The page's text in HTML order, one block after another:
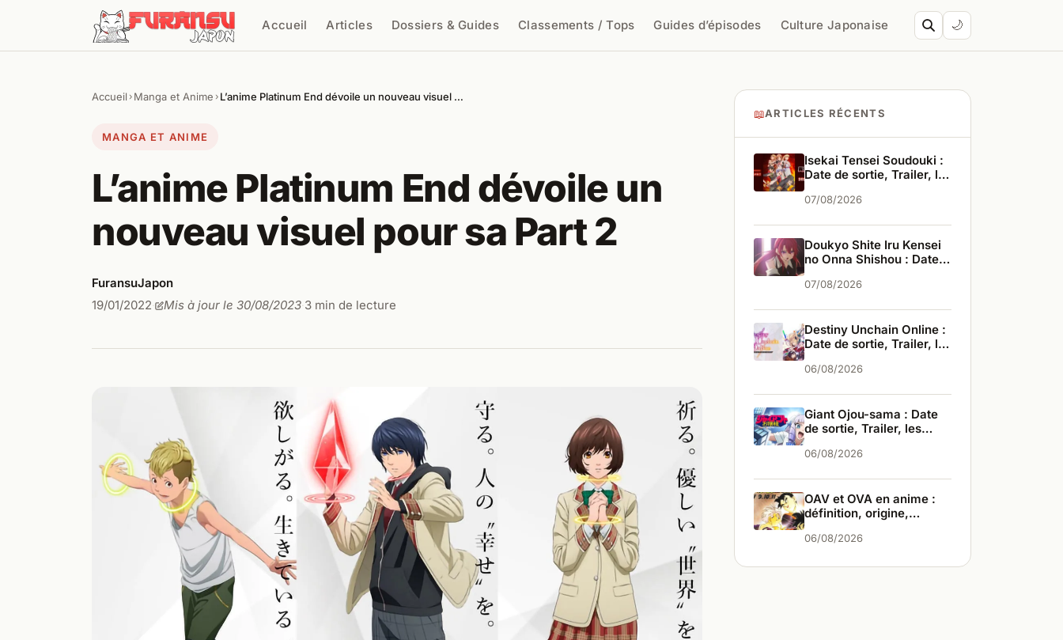
Aller au contenu
Accueil Articles Dossiers & Guides Classements / Tops Guides d’épisodes Culture Japonaise 🌙
Chercher
Accueil › Manga et Anime › L’anime Platinum End dévoile un nouveau visuel …
MANGA ET ANIME
L’anime Platinum End dévoile un
nouveau visuel pour sa Part 2
FuransuJapon
19/01/2022· Mis à jour le 30/08/2023·3 min de lecture
📖ARTICLES RÉCENTS
Isekai Tensei Soudouki :
Date de sortie, Trailer, les
07/08/2026
Doukyo Shite Iru Kensei
no Onna Shishou : Date
infos
07/08/2026
Destiny Unchain Online :
Date de sortie, Trailer, les
06/08/2026
Giant Ojou-sama : Date
de sortie, Trailer, les
06/08/2026
OAV et OVA en anime :
définition, origine,
06/08/2026